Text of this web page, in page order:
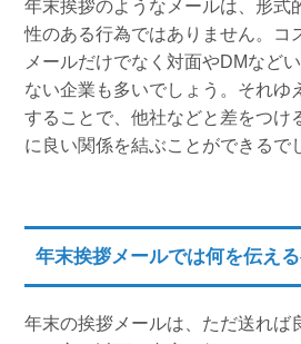
年末挨拶のようなメールは、形式
性のある行為ではありません。コ
メールだけでなく対面やDMなど
ない企業も多いでしょう。それゆ
することで、他社などと差をつけ
に良い関係を結ぶことができるで
年末挨拶メールでは何を伝える
年末の挨拶メールは、ただ送れば